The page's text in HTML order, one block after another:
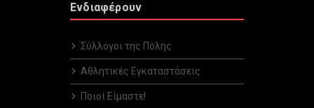
Ενδιαφέρουν
Σύλλογοι της Πόλης
Αθλητικές Εγκαταστάσεις
Ποιοί Είμαστε!